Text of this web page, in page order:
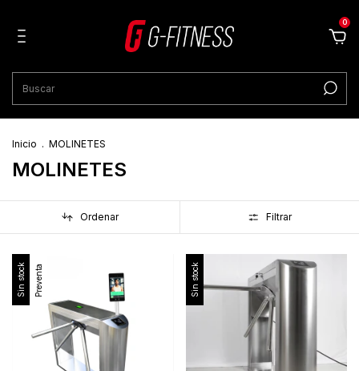
0
Inicio . MOLINETES
MOLINETES
Ordenar Filtrar
Sin stock Preventa Sin stock